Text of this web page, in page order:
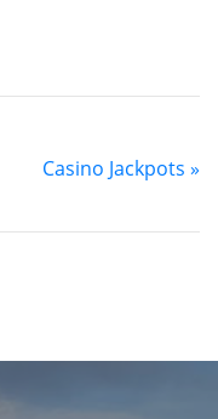
Casino Jackpots »